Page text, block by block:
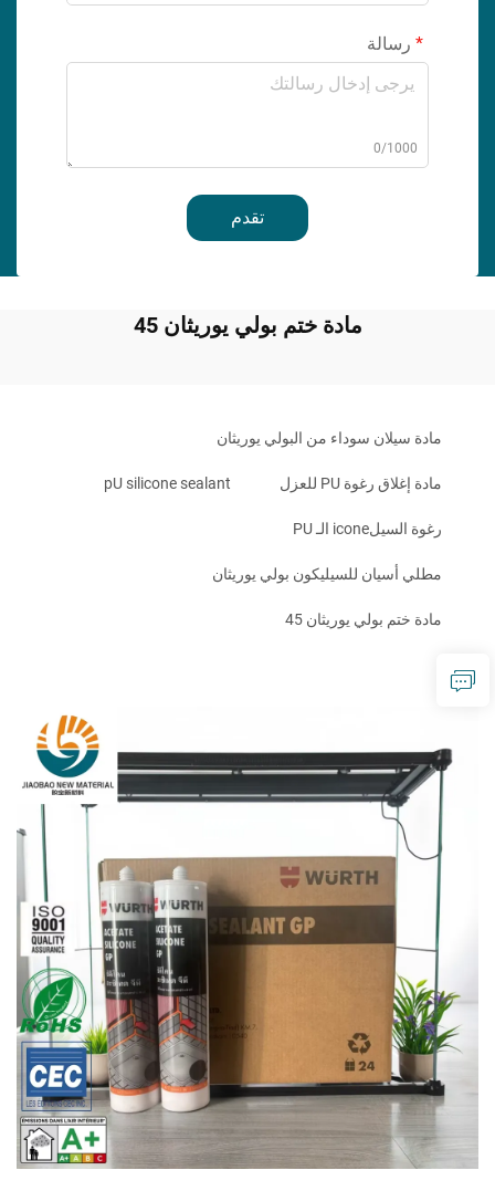
رسالة
0/1000
تقدم
مادة ختم بولي يوريثان 45
مادة سيلان سوداء من البولي يوريثان
مادة إغلاق رغوة PU للعزل pU silicone sealant
رغوة السيلicone الـ PU
مطلي أسيان للسيليكون بولي يوريثان
مادة ختم بولي يوريثان 45